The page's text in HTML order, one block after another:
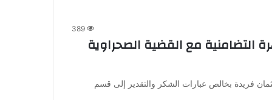
389
التضامنية مع القضية الصحراوية
فريدة بخالص عبارات الشكر والتقدير إلى قسم